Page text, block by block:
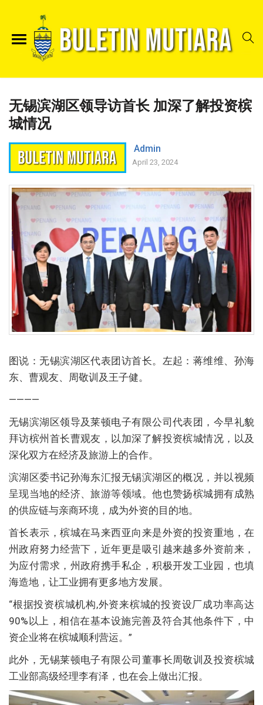
无锡滨湖区领导访首长 加深了解投资槟
城情况
Admin
April 23, 2024
图说：无锡滨湖区代表团访首长。左起：蒋维维、孙海
东、曹观友、周敬训及王子健。
————
无锡滨湖区领导及莱顿电子有限公司代表团，今早礼貌
拜访槟州首长曹观友，以加深了解投资槟城情况，以及
深化双方在经济及旅游上的合作。
滨湖区委书记孙海东汇报无锡滨湖区的概况，并以视频
呈现当地的经济、旅游等领域。他也赞扬槟城拥有成熟
的供应链与亲商环境，成为外资的目的地。
首长表示，槟城在马来西亚向来是外资的投资重地，在
州政府努力经营下，近年更是吸引越来越多外资前来，
为应付需求，州政府携手私企，积极开发工业园，也填
海造地，让工业拥有更多地方发展。
“根据投资槟城机构,外资来槟城的投资设厂成功率高达
90%以上，相信在基本设施完善及符合其他条件下，中
资企业将在槟城顺利营运。”
此外，无锡莱顿电子有限公司董事长周敬训及投资槟城
工业部高级经理李有泽，也在会上做出汇报。